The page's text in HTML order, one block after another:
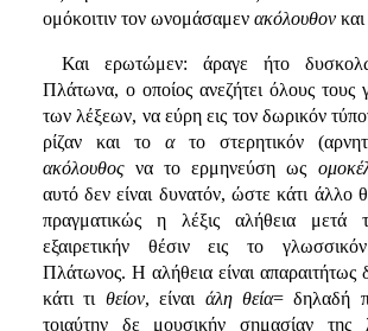
ομόκοιτιν τον ωνομάσαμεν ακόλουθονκαι
Και ερωτώμεν: άραγε ήτο
Πλάτωνα, ο οποίος ανεζήτει όλους τους
των λέξεων, να εύρη εις τον δωρικόν
ρίζαν και τοατο στερητικόν
ακόλουθοςνα το ερμηνεύση ως
αυτό δεν είναι δυνατόν, ώστε κάτι άλλο
πραγματικώς η λέξις αλήθεια μετά
εξαιρετικήν θέσιν εις το
Πλάτωνος. Η αλήθεια είναι απαραιτήτως
κάτι τι θείον, είναι άλη θεία= δηλαδή
τοιαύτην δε μουσικήν σημασίαν της